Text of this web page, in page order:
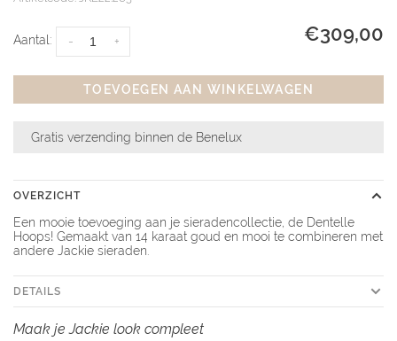
Aantal: +
- €309,00
TOEVOEGEN AAN WINKELWAGEN
Gratis verzending binnen de Benelux
OVERZICHT
Een mooie toevoeging aan je sieradencollectie, de Dentelle
Hoops! Gemaakt van 14 karaat goud en mooi te combineren met
andere Jackie sieraden.
DETAILS
Maak je Jackie look compleet